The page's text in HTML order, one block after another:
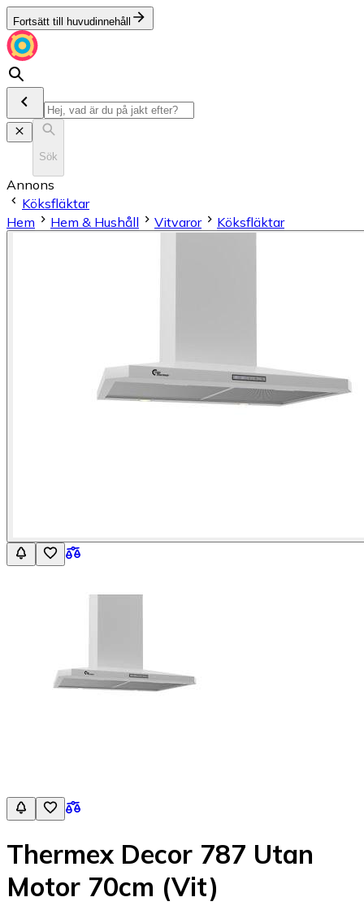
Fortsätt till huvudinnehåll
Sök
Annons
Köksfläktar
Hem
Hem & Hushåll Vitvaror Köksfläktar
Thermex Decor 787 Utan
Motor 70cm (Vit)